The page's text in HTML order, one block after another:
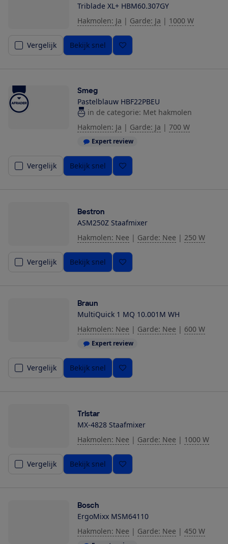
Triblade XL+ HBM60.307GY
Hakmolen: Ja | Garde: Ja | 1000 W
Vergelijk Bekijk snel
Smeg
Pastelblauw HBF22PBEU
in de categorie: Met hakmolen
Hakmolen: Ja | Garde: Ja | 700 W
Expert review
Vergelijk Bekijk snel
Bestron
ASM250Z Staafmixer
Hakmolen: Nee | Garde: Nee | 250 W
Vergelijk Bekijk snel
Braun
MultiQuick 1 MQ 10.001M WH
Hakmolen: Nee | Garde: Nee | 600 W
Expert review
Vergelijk Bekijk snel
Tristar
MX-4828 Staafmixer
Hakmolen: Nee | Garde: Nee | 1000 W
Vergelijk Bekijk snel
Bosch
ErgoMixx MSM64110
Hakmolen: Nee | Garde: Nee | 450 W